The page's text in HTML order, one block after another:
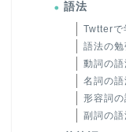
語法
Twtterで
語法の勉
動詞の語
名詞の語
形容詞
副詞の語